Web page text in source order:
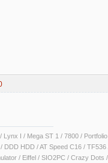
Lynx I / Mega ST 1 / 7800 /
DDD HDD / AT Speed C16 /
/ Eiffel / SIO2PC / Crazy Dots